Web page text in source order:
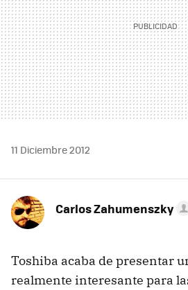
11 Diciembre 2012
Carlos Zahumenszky
Toshiba acaba de presentar
realmente interesante para